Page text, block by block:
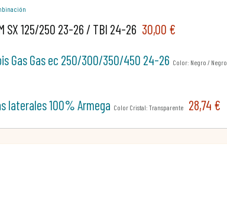
SX 125/250 23-26 / TBI 24-26 30,00 €
Gas Gas ec 250/300/350/450 24-26 Color: Negro / Negro
laterales 100% Armega Color Cristal: Transparente 28,74 €